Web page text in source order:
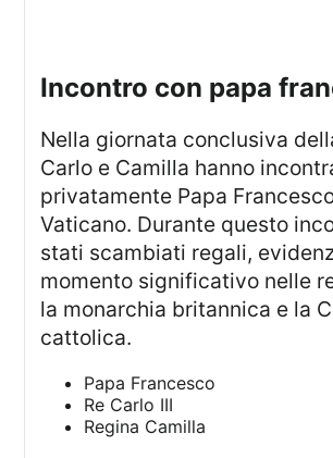
incontro con papa
Nella giornata conclusiva della visita,
Carlo e Camilla hanno
privatamente Papa
Vaticano. Durante questo
stati scambiati regali,
momento significativo nelle
la monarchia britannica e la
cattolica.
Papa Francesco
Re Carlo III
Regina Camilla